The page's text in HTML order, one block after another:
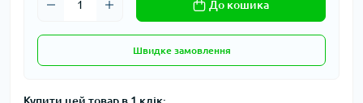
До кошика
Швидке замовлення